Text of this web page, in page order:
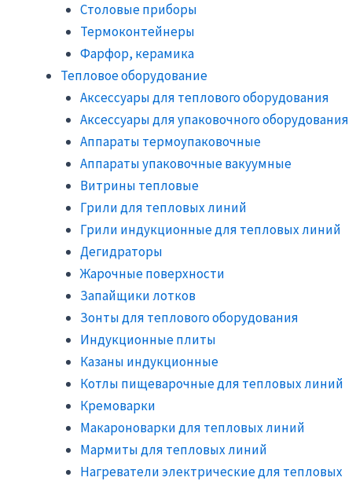
Столовые приборы
Термоконтейнеры
Фарфор, керамика
Тепловое оборудование
Аксессуары для теплового оборудования
Аксессуары для упаковочного оборудования
Аппараты термоупаковочные
Аппараты упаковочные вакуумные
Витрины тепловые
Грили для тепловых линий
Грили индукционные для тепловых линий
Дегидраторы
Жарочные поверхности
Запайщики лотков
Зонты для теплового оборудования
Индукционные плиты
Казаны индукционные
Котлы пищеварочные для тепловых линий
Кремоварки
Макароноварки для тепловых линий
Мармиты для тепловых линий
Нагреватели электрические для тепловых